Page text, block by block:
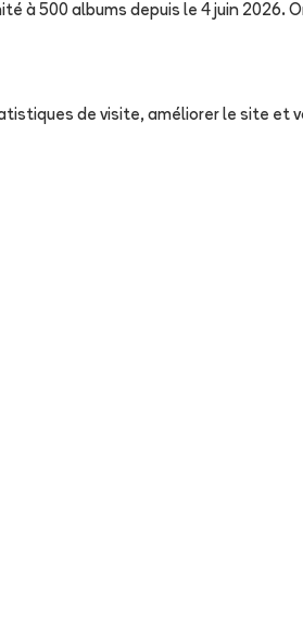
à 500 albums depuis le 4 juin 2026.
de visite, améliorer le site